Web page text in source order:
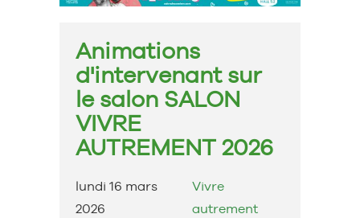
Animations
d'intervenant sur
le salon SALON
VIVRE
AUTREMENT 2026
lundi 16 mars
2026
Vivre
autrement